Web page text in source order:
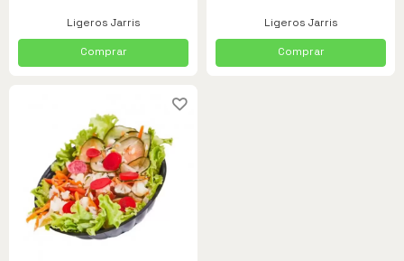
Ligeros Jarris
Comprar
Ligeros Jarris
Comprar